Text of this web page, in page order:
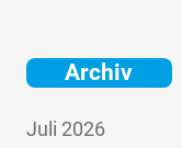
Archiv
Juli 2026